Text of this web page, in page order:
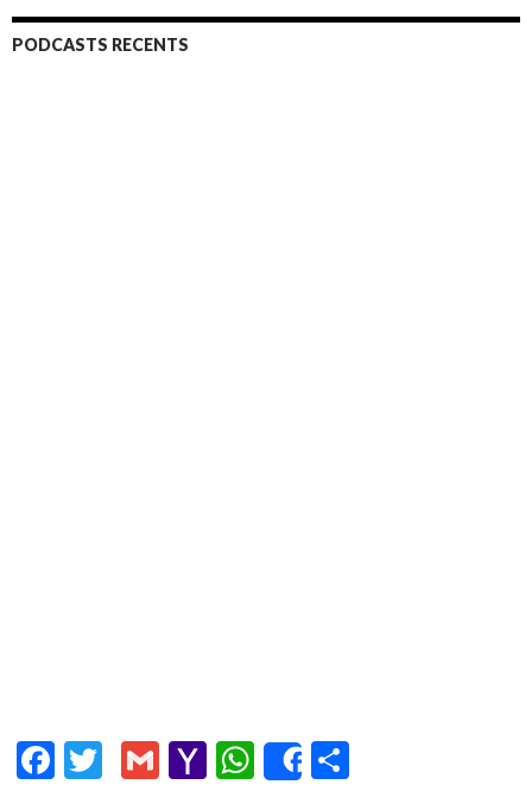
PODCASTS RECENTS
F
T
G
Y
W
Share